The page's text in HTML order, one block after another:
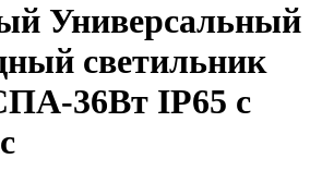
Универсальный
светильник
36Вт IP65 с